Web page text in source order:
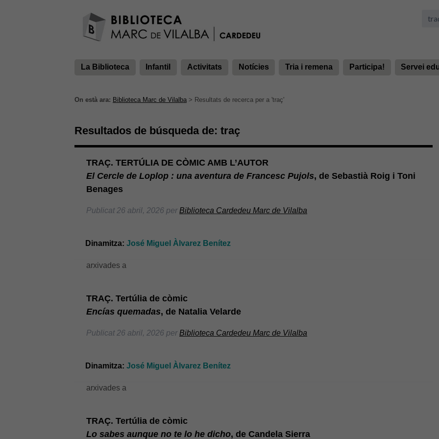
La Biblioteca Infantil Activitats Notícies Tria i remena Participa! Servei
On està ara: Biblioteca Marc de Vilalba > Resultats de recerca per a 'traç'
Resultados de búsqueda de: traç
TRAÇ. TERTÚLIA DE CÒMIC AMB L’AUTOR
El Cercle de Loplop : una aventura de Francesc Pujols, de Sebastià Roig i Toni
Benages
Publicat 26 abril, 2026 perBiblioteca Cardedeu Marc de Vilalba
Dinamitza: José Miguel Àlvarez Benítez
arxivades a
TRAÇ. Tertúlia de còmic
Encías quemadas, de Natalia Velarde
Publicat 26 abril, 2026 perBiblioteca Cardedeu Marc de Vilalba
Dinamitza: José Miguel Àlvarez Benítez
arxivades a
TRAÇ. Tertúlia de còmic
Lo sabes aunque no te lo he dicho, de Candela Sierra